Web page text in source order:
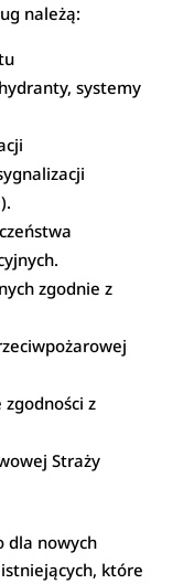
należą:
systemy
zgodnie z
z
Straży
dla nowych
które